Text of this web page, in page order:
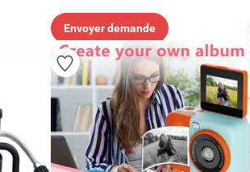
Envoyer demande